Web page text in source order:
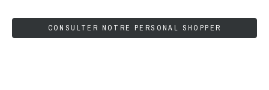
CONSULTER NOTRE PERSONAL SHOPPER